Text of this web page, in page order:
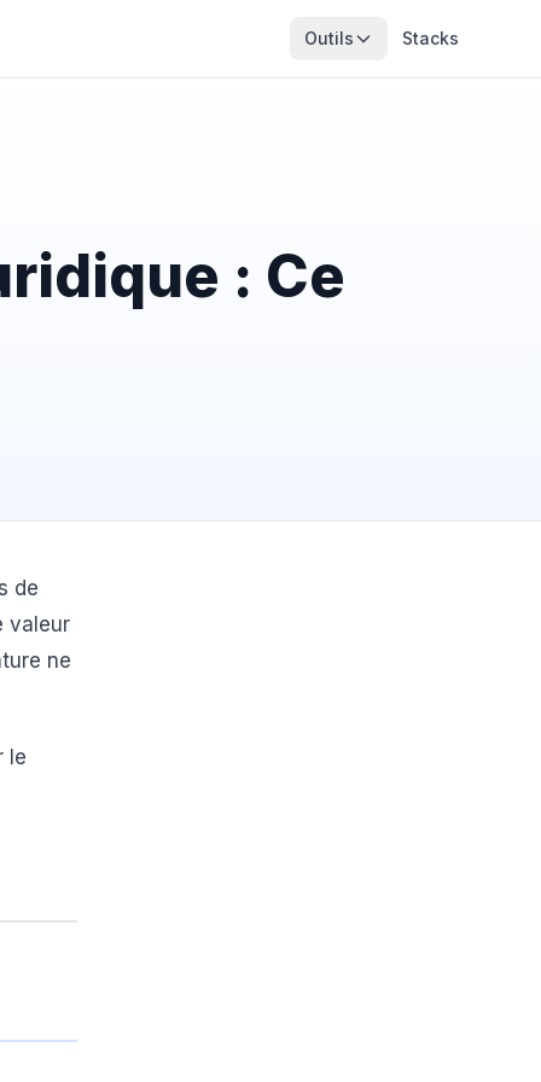
Outils Stacks
: Ce
de
valeur
ne
le